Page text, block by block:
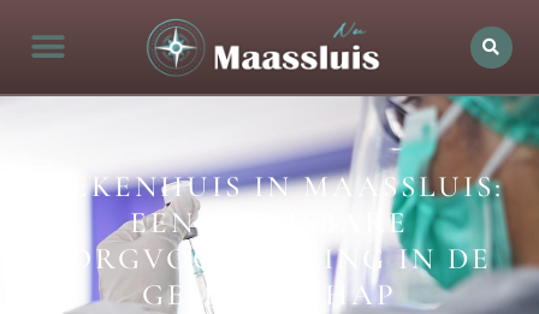
ZIEKENHUIS IN MAASSLUIS:
EEN ONMISBARE
ZORGVOORZIENING IN DE
GEMEENSCHAP